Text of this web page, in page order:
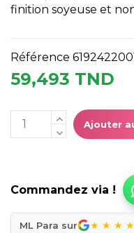
finition soyeuse et
Référence
59,493 TND
Ajouter
ML Para sur ★ ★ ★ ★